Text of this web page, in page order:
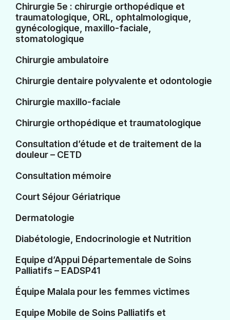
Chirurgie 5e : chirurgie orthopédique et
traumatologique, ORL, ophtalmologique,
gynécologique, maxillo-faciale,
stomatologique
Chirurgie ambulatoire
Chirurgie dentaire polyvalente et odontologie
Chirurgie maxillo-faciale
Chirurgie orthopédique et traumatologique
Consultation d’étude et de traitement de la
douleur – CETD
Consultation mémoire
Court Séjour Gériatrique
Dermatologie
Diabétologie, Endocrinologie et Nutrition
Equipe d’Appui Départementale de Soins
Palliatifs – EADSP41
Équipe Malala pour les femmes victimes
Equipe Mobile de Soins Palliatifs et